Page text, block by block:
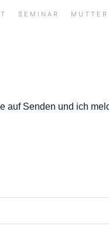
SEMINAR
auf Senden und ich